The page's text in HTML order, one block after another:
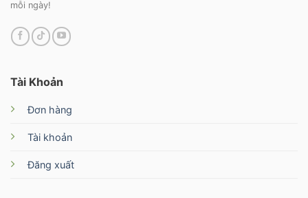
mỗi ngày!
Tài Khoản
Đơn hàng
Tài khoản
Đăng xuất